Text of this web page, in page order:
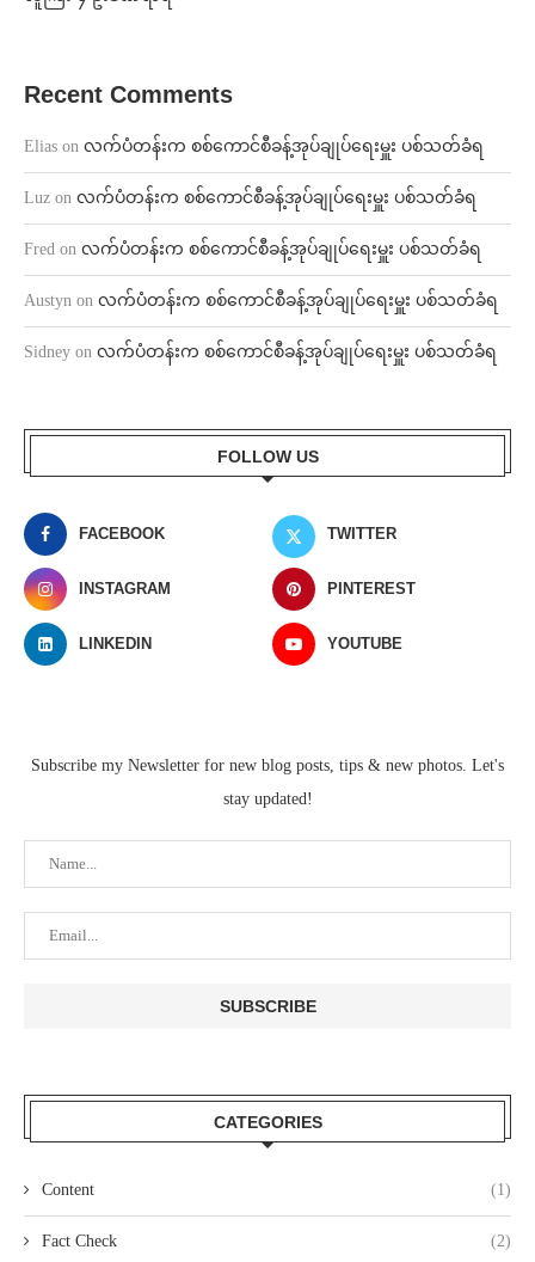
Recent Comments
Elias on လက်ပံတန်းက စစ်ကောင်စီခန့်အုပ်ချုပ်ရေးမှူး ပစ်သတ်ခံရ
Luz on လက်ပံတန်းက စစ်ကောင်စီခန့်အုပ်ချုပ်ရေးမှူး ပစ်သတ်ခံရ
Fred on လက်ပံတန်းက စစ်ကောင်စီခန့်အုပ်ချုပ်ရေးမှူး ပစ်သတ်ခံရ
Austyn on လက်ပံတန်းက စစ်ကောင်စီခန့်အုပ်ချုပ်ရေးမှူး ပစ်သတ်ခံရ
Sidney on လက်ပံတန်းက စစ်ကောင်စီခန့်အုပ်ချုပ်ရေးမှူး ပစ်သတ်ခံရ
FOLLOW US
FACEBOOK TWITTER
INSTAGRAM PINTEREST
LINKEDIN YOUTUBE
Subscribe my Newsletter for new blog posts, tips & new photos. Let's
stay updated!
CATEGORIES
Content (1)
Fact Check (2)